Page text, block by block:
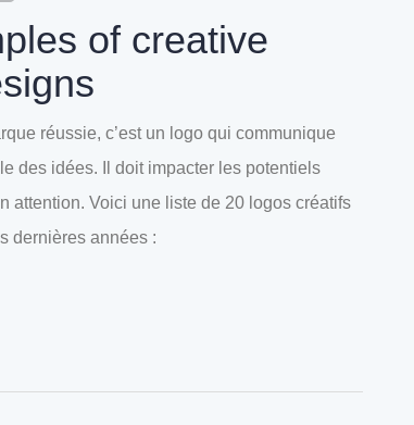
of creative
réussie, c’est un logo qui communique
des idées. Il doit impacter les potentiels
attention. Voici une liste de 20 logos créatifs
dernières années :